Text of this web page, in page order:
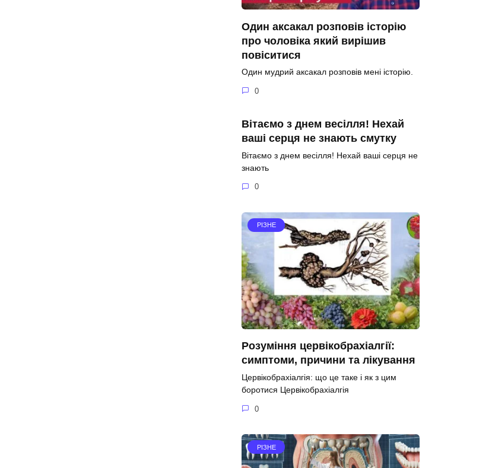
Один аксакал розповів історію
про чоловіка який вирішив
повіситися
Один мудрий аксакал розповів мені історію.
0
Вітаємо з днем весілля! Нехай
ваші серця не знають смутку
Вітаємо з днем весілля! Нехай ваші серця не
знають
0
РІЗНЕ
Розуміння цервікобрахіалгії:
симптоми, причини та лікування
Цервікобрахіалгія: що це таке і як з цим
боротися Цервікобрахіалгія
0
РІЗНЕ